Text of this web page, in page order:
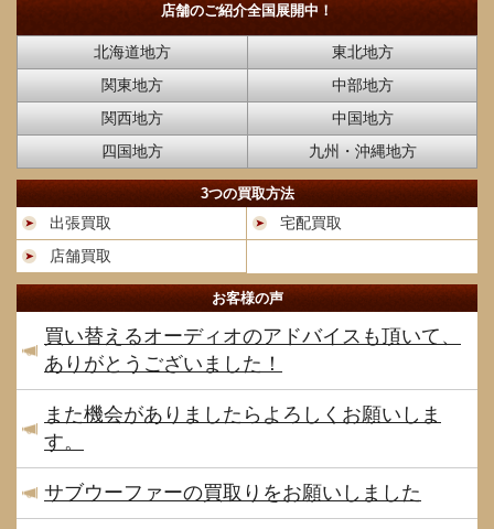
店舗のご紹介全国展開中！
北海道地方
東北地方
関東地方
中部地方
関西地方
中国地方
四国地方
九州・沖縄地方
3つの買取方法
出張買取
宅配買取
店舗買取
お客様の声
買い替えるオーディオのアドバイスも頂いて、
ありがとうございました！
また機会がありましたらよろしくお願いしま
す。
サブウーファーの買取りをお願いしました